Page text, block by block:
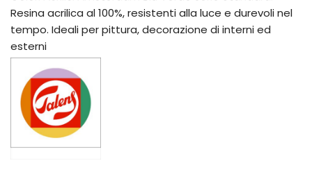
Resina acrilica al 100%, resistenti alla luce e durevoli nel
tempo. Ideali per pittura, decorazione di interni ed
esterni